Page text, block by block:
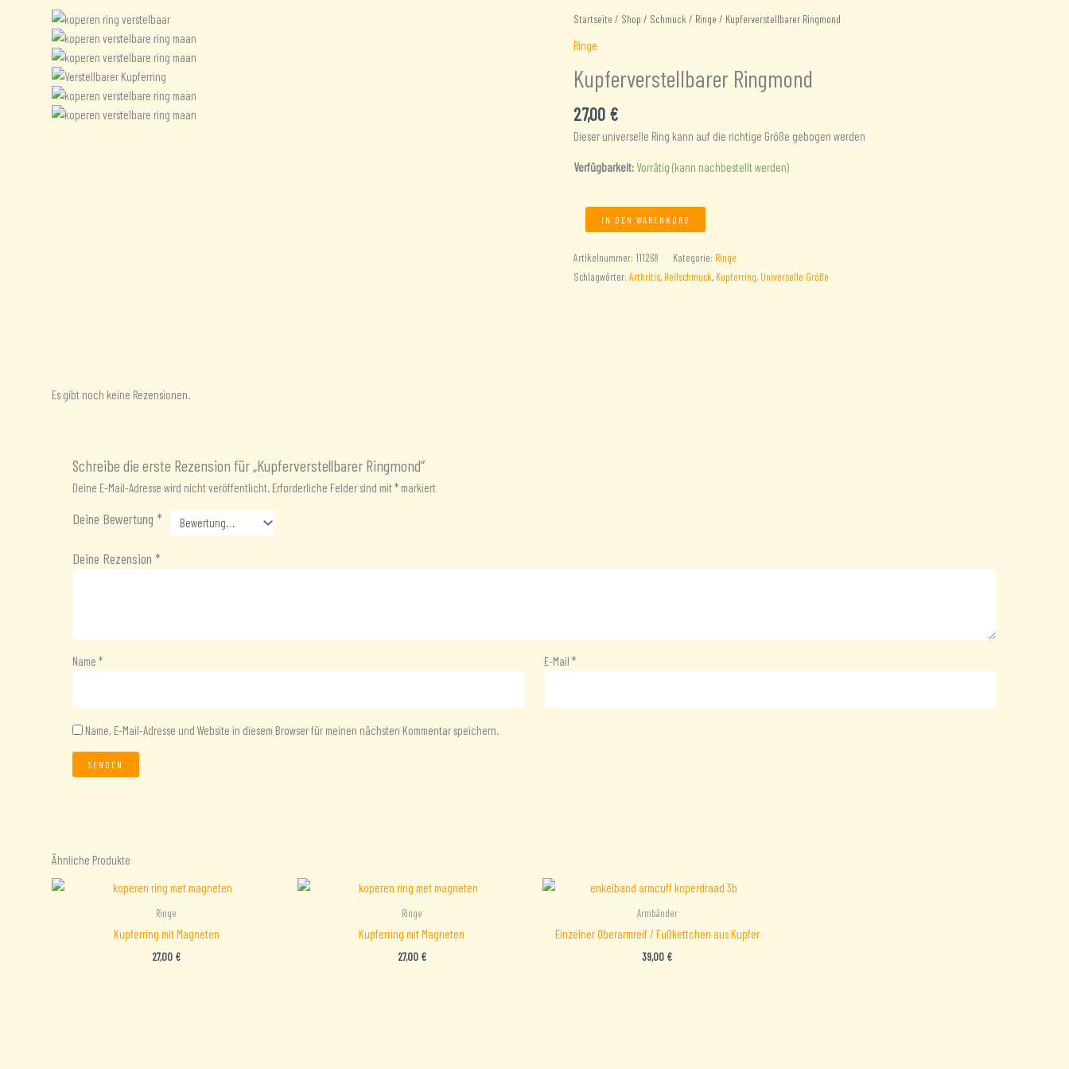
Startseite / Shop / Schmuck / Ringe / Kupferverstellbarer Ringmond
Ringe
Kupferverstellbarer Ringmond
27,00 €
Dieser universelle Ring kann auf die richtige Größe gebogen werden
Verfügbarkeit: Vorrätig (kann nachbestellt werden)
Kupferverstellbarer
Ringmond
Menge
IN DEN WARENKORB
Artikelnummer: 111268 Kategorie: Ringe
Schlagwörter: Arthritis, Heilschmuck, Kupferring, Universelle Größe
Es gibt noch keine Rezensionen.
Schreibe die erste Rezension für „Kupferverstellbarer Ringmond“
Deine E-Mail-Adresse wird nicht veröffentlicht. Erforderliche Felder sind mit* markiert
Deine Bewertung*
Deine Rezension*
Name* E-Mail *
Name, E-Mail-Adresse und Website in diesem Browser für meinen nächsten Kommentar speichern.
Ähnliche Produkte
Ringe
Kupferring mit Magneten
27,00 €
Ringe
Kupferring mit Magneten
27,00 €
Armbänder
Einzelner Oberarmreif / Fußkettchen aus Kupfer
39,00 €